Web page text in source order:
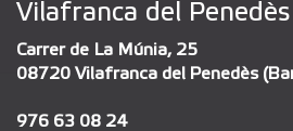
Vilafranca del Penedès
Carrer de La Múnia, 25
08720 Vilafranca del Penedès
976 63 08 24